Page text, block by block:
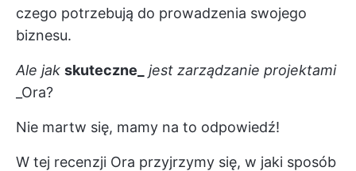
czego potrzebują do prowadzenia swojego
biznesu.
Ale jak skuteczne_ jest zarządzanie projektami
_Ora?
Nie martw się, mamy na to odpowiedź!
W tej recenzji Ora przyjrzymy się, w jaki sposób